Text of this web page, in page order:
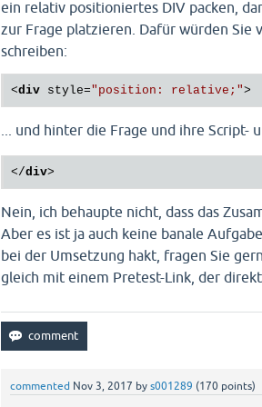
ein relativ positioniertes DIV packen,
zur Frage platzieren. Dafür würden Sie
schreiben:
<div style="position: relative;">
... und hinter die Frage und ihre Script-
</div>
Nein, ich behaupte nicht, dass das
Aber es ist ja auch keine banale
bei der Umsetzung hakt, fragen Sie
gleich mit einem Pretest-Link, der
commented Nov 3, 2017 bys001289 (170 points)